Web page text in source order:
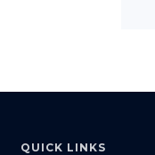
QUICK LINKS